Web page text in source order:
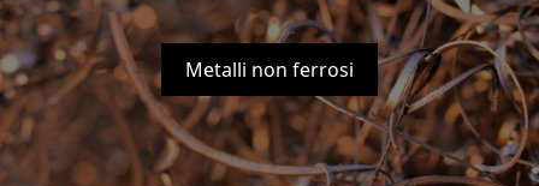
Metalli non ferrosi